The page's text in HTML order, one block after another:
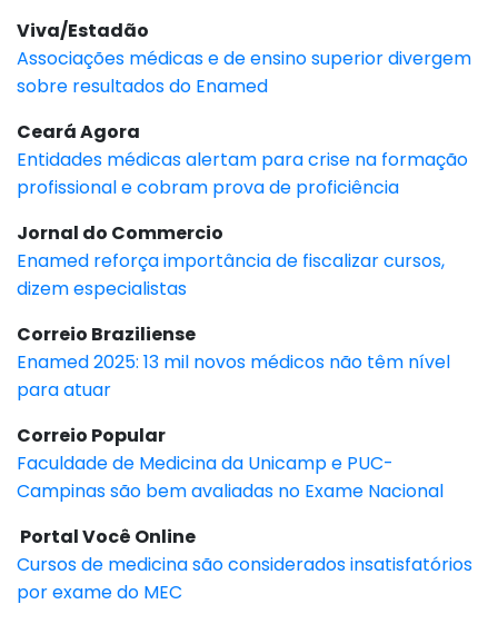
Viva/Estadão
Associações médicas e de ensino superior divergem
sobre resultados do Enamed
Ceará Agora
Entidades médicas alertam para crise na formação
profissional e cobram prova de proficiência
Jornal do Commercio
Enamed reforça importância de fiscalizar cursos,
dizem especialistas
Correio Braziliense
Enamed 2025: 13 mil novos médicos não têm nível
para atuar
Correio Popular
Faculdade de Medicina da Unicamp e PUC-
Campinas são bem avaliadas no Exame Nacional
Portal Você Online
Cursos de medicina são considerados insatisfatórios
por exame do MEC